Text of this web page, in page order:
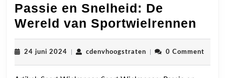
Passie en Snelheid: De
Wereld van Sportwielrennen
en
De
24 juni 2024 24
cdenvhoogstratencdenvhoogstraten
0 Comment